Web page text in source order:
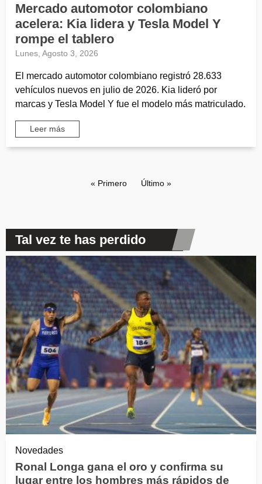
Mercado automotor colombiano
acelera: Kia lidera y Tesla Model Y
rompe el tablero
Lunes, Agosto 3, 2026
El mercado automotor colombiano registró 28.633
vehículos nuevos en julio de 2026. Kia lideró por
marcas y Tesla Model Y fue el modelo más matriculado.
Leer más
Primera página
« Primero Última página
Último »
Tal vez te has perdido
Novedades
Ronal Longa gana el oro y confirma su
lugar entre los hombres más rápidos de